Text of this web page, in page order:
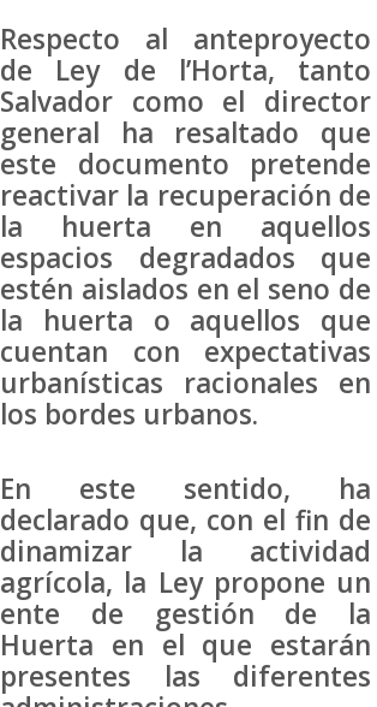
Respecto al anteproyecto
de Ley de l’Horta, tanto
Salvador como el director
general ha resaltado que
este documento pretende
reactivar la recuperación de
la huerta en aquellos
espacios degradados que
estén aislados en el seno de
la huerta o aquellos que
cuentan con expectativas
urbanísticas racionales en
los bordes urbanos.
En este sentido, ha
declarado que, con el fin de
dinamizar la actividad
agrícola, la Ley propone un
ente de gestión de la
Huerta en el que estarán
presentes las diferentes